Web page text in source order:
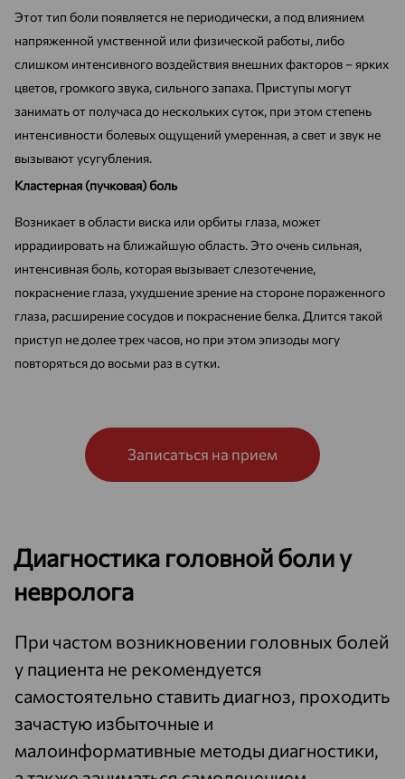
Этот тип боли появляется не периодически, а под влиянием
напряженной умственной или физической работы, либо
слишком интенсивного воздействия внешних факторов – ярких
цветов, громкого звука, сильного запаха. Приступы могут
занимать от получаса до нескольких суток, при этом степень
интенсивности болевых ощущений умеренная, а свет и звук не
вызывают усугубления.
Кластерная (пучковая) боль
Возникает в области виска или орбиты глаза, может
иррадиировать на ближайшую область. Это очень сильная,
интенсивная боль, которая вызывает слезотечение,
покраснение глаза, ухудшение зрение на стороне пораженного
глаза, расширение сосудов и покраснение белка. Длится такой
приступ не долее трех часов, но при этом эпизоды могу
повторяться до восьми раз в сутки.
Записаться на прием
Диагностика головной боли у
невролога
При частом возникновении головных болей
у пациента не рекомендуется
самостоятельно ставить диагноз, проходить
зачастую избыточные и
малоинформативные методы диагностики,